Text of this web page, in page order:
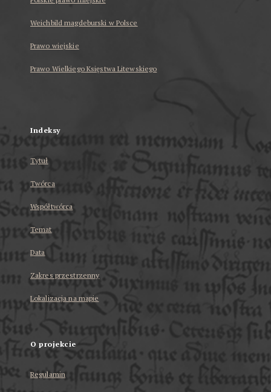
Weichbild magdeburski w Polsce
Prawo wiejskie
Prawo Wielkiego Księstwa Litewskiego
Indeksy
Tytuł
Twórca
Współtwórca
Temat
Data
Zakres przestrzenny
Lokalizacja na mapie
O projekcie
Regulamin